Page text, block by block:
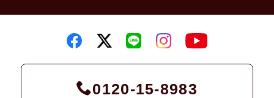
0120-15-8983